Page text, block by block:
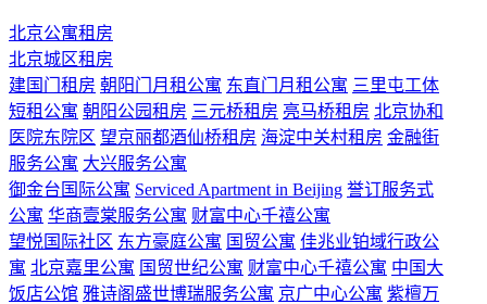
北京公寓租房
北京城区租房
建国门租房 朝阳门月租公寓 东直门月租公寓 三里屯工体
短租公寓 朝阳公园租房 三元桥租房 亮马桥租房 北京协和
医院东院区 望京丽都酒仙桥租房 海淀中关村租房 金融街
服务公寓 大兴服务公寓
御金台国际公寓 Serviced Apartment in Beijing 誉订服务式
公寓 华商壹棠服务公寓 财富中心千禧公寓
望悦国际社区 东方豪庭公寓 国贸公寓 佳兆业铂域行政公
寓 北京嘉里公寓 国贸世纪公寓 财富中心千禧公寓 中国大
饭店公馆 雅诗阁盛世博瑞服务公寓 京广中心公寓 紫檀万